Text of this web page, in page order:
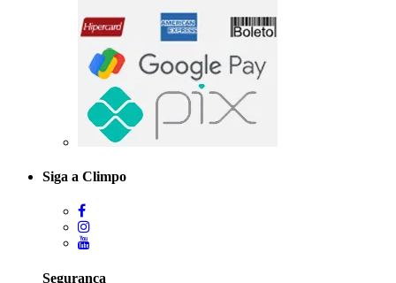
Siga a Climpo
Segurança